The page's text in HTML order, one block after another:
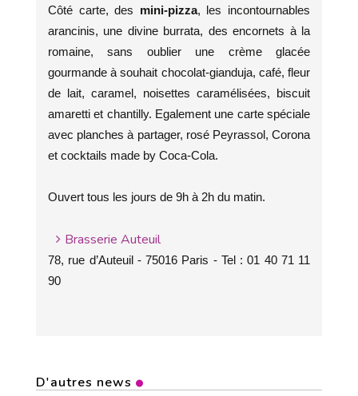
Côté carte, des mini-pizza, les incontournables
arancinis, une divine burrata, des encornets à la
romaine, sans oublier une crème glacée
gourmande à souhait chocolat-gianduja, café, fleur
de lait, caramel, noisettes caramélisées, biscuit
amaretti et chantilly. Egalement une carte spéciale
avec planches à partager, rosé Peyrassol, Corona
et cocktails made by Coca-Cola.
Ouvert tous les jours de 9h à 2h du matin.
Brasserie Auteuil
78, rue d’Auteuil - 75016 Paris - Tel : 01 40 71 11
90
D'autres news